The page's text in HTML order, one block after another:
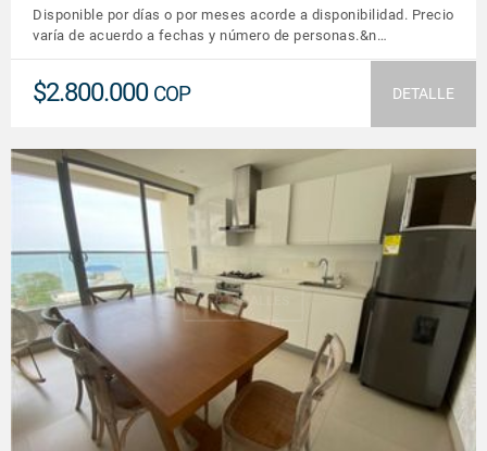
Disponible por días o por meses acorde a disponibilidad. Precio
varía de acuerdo a fechas y número de personas.&n…
$2.800.000 COP DETALLE
VER DETALLES